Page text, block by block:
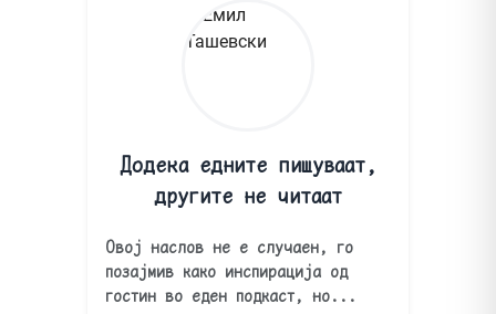
Додека едните пишуваат,
другите не читаат
Овој наслов не е случаен, го
позајмив како инспирација од
гостин во еден подкаст, но...